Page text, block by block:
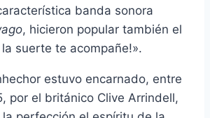
banda sonora
, hicieron popular también el
la suerte te acompañe!».
estuvo encarnado, entre
por el británico Clive Arrindell,